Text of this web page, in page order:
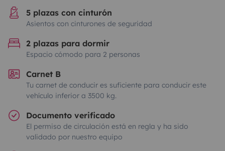
5 plazas con cinturón
Asientos con cinturones de seguridad
2 plazas para dormir
Espacio cómodo para 2 personas
Carnet B
Tu carnet de conducir es suficiente para conducir este
vehículo inferior a 3500 kg.
Documento verificado
El permiso de circulación está en regla y ha sido
validado por nuestro equipo